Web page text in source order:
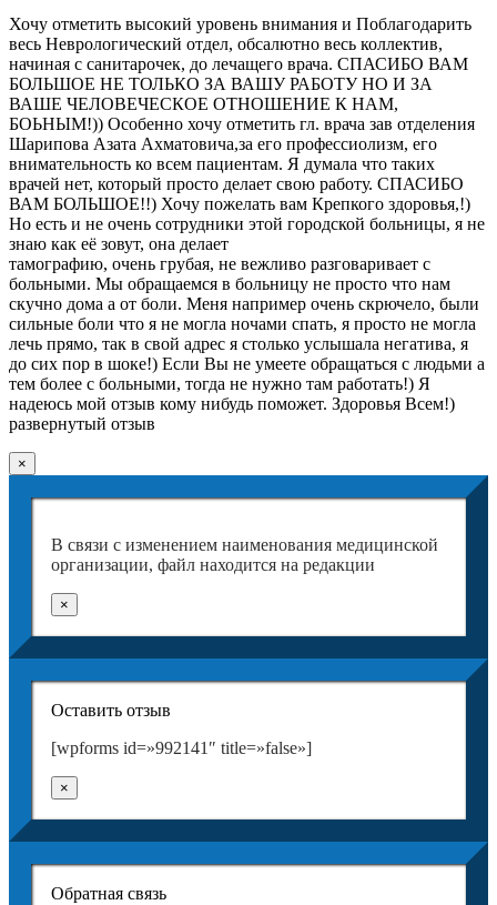
Хочу отметить высокий уровень внимания и Поблагодарить
весь Неврологический отдел, обсалютно весь коллектив,
начиная с санитарочек, до лечащего врача. СПАСИБО ВАМ
БОЛЬШОЕ НЕ ТОЛЬКО ЗА ВАШУ РАБОТУ НО И ЗА
ВАШЕ ЧЕЛОВЕЧЕСКОЕ ОТНОШЕНИЕ К НАМ,
БОЬНЫМ!)) Особенно хочу отметить гл. врача зав отделения
Шарипова Азата Ахматовича,за его профессиолизм, его
внимательность ко всем пациентам. Я думала что таких
врачей нет, который просто делает свою работу. СПАСИБО
ВАМ БОЛЬШОЕ!!) Хочу пожелать вам Крепкого здоровья,!)
Но есть и не очень сотрудники этой городской больницы, я не
знаю как её зовут, она делает
тамографию, очень грубая, не вежливо разговаривает с
больными. Мы обращаемся в больницу не просто что нам
скучно дома а от боли. Меня например очень скрючело, были
сильные боли что я не могла ночами спать, я просто не могла
лечь прямо, так в свой адрес я столько услышала негатива, я
до сих пор в шоке!) Если Вы не умеете обращаться с людьми а
тем более с больными, тогда не нужно там работать!) Я
надеюсь мой отзыв кому нибудь поможет. Здоровья Всем!)
развернутый отзыв
×
В связи с изменением наименования медицинской
организации, файл находится на редакции
×
Оставить отзыв
[wpforms id=»992141″ title=»false»]
×
Обратная связь